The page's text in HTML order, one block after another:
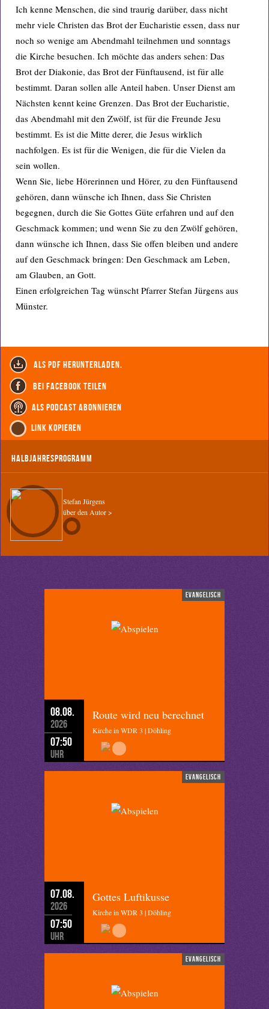
Ich kenne Menschen, die sind traurig darüber, dass nicht
mehr viele Christen das Brot der Eucharistie essen, dass nur
noch so wenige am Abendmahl teilnehmen und sonntags
die Kirche besuchen. Ich möchte das anders sehen: Das
Brot der Diakonie, das Brot der Fünftausend, ist für alle
bestimmt. Daran sollen alle Anteil haben. Unser Dienst am
Nächsten kennt keine Grenzen. Das Brot der Eucharistie,
das Abendmahl mit den Zwölf, ist für die Freunde Jesu
bestimmt. Es ist die Mitte derer, die Jesus wirklich
nachfolgen. Es ist für die Wenigen, die für die Vielen da
sein wollen.
Wenn Sie, liebe Hörerinnen und Hörer, zu den Fünftausend
gehören, dann wünsche ich Ihnen, dass Sie Christen
begegnen, durch die Sie Gottes Güte erfahren und auf den
Geschmack kommen; und wenn Sie zu den Zwölf gehören,
dann wünsche ich Ihnen, dass Sie offen bleiben und andere
auf den Geschmack bringen: Den Geschmack am Leben,
am Glauben, an Gott.
Einen erfolgreichen Tag wünscht Pfarrer Stefan Jürgens aus
Münster.
als PDF herunterladen.
bei Facebook teilen
als Podcast abonnieren
Link kopieren
Halbjahresprogramm
Stefan Jürgens
über den Autor >
evangelisch
08.08.
2026
07:50
Uhr
Route wird neu berechnet
Kirche in WDR 3 | Döhling
evangelisch
07.08.
2026
07:50
Uhr
Gottes Luftikusse
Kirche in WDR 3 | Döhling
evangelisch